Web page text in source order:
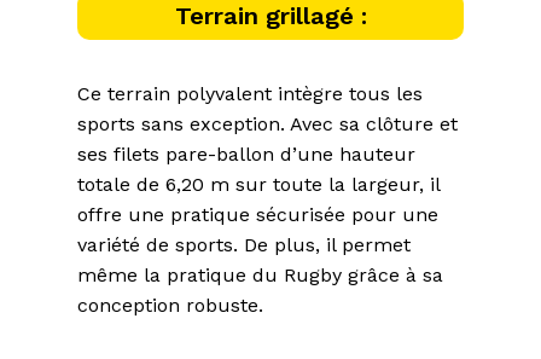
Terrain grillagé :
Ce terrain polyvalent intègre tous les
sports sans exception. Avec sa clôture et
ses filets pare-ballon d’une hauteur
totale de 6,20 m sur toute la largeur, il
offre une pratique sécurisée pour une
variété de sports. De plus, il permet
même la pratique du Rugby grâce à sa
conception robuste.